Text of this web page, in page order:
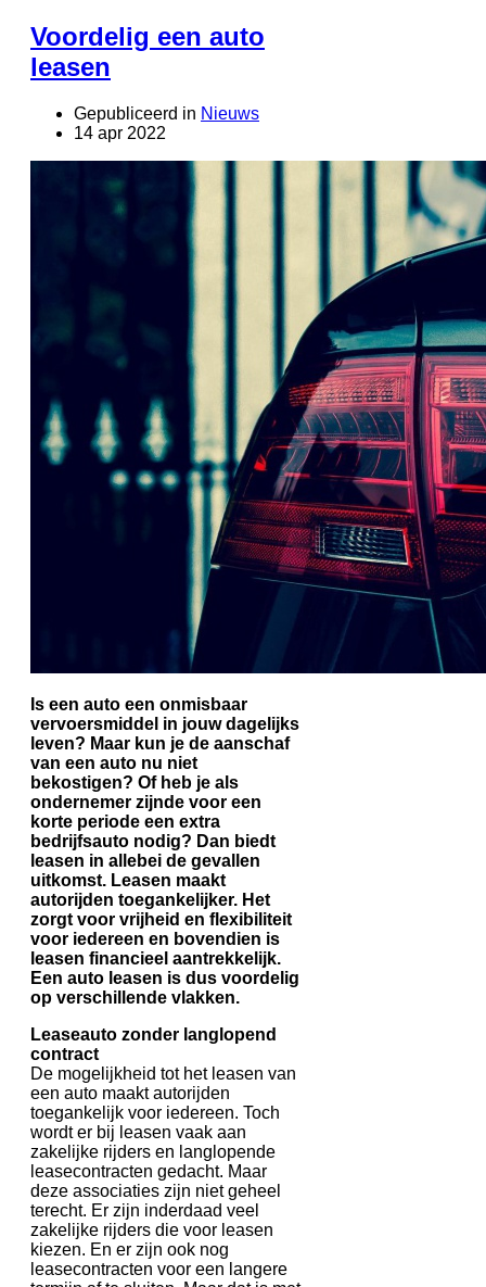
Voordelig een auto
leasen
Gepubliceerd in Nieuws
14 apr 2022
Is een auto een onmisbaar
vervoersmiddel in jouw dagelijks
leven? Maar kun je de aanschaf
van een auto nu niet
bekostigen? Of heb je als
ondernemer zijnde voor een
korte periode een extra
bedrijfsauto nodig? Dan biedt
leasen in allebei de gevallen
uitkomst. Leasen maakt
autorijden toegankelijker. Het
zorgt voor vrijheid en flexibiliteit
voor iedereen en bovendien is
leasen financieel aantrekkelijk.
Een auto leasen is dus voordelig
op verschillende vlakken.
Leaseauto zonder langlopend
contract
De mogelijkheid tot het leasen van
een auto maakt autorijden
toegankelijk voor iedereen. Toch
wordt er bij leasen vaak aan
zakelijke rijders en langlopende
leasecontracten gedacht. Maar
deze associaties zijn niet geheel
terecht. Er zijn inderdaad veel
zakelijke rijders die voor leasen
kiezen. En er zijn ook nog
leasecontracten voor een langere